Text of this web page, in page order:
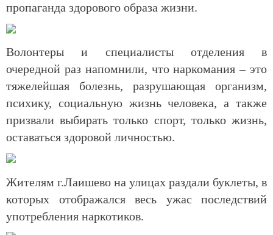
пропаганда здорового образа жизни.
Волонтеры и специалисты отделения в
очередной раз напомнили, что наркомания – это
тяжелейшая болезнь, разрушающая организм,
психику, социальную жизнь человека, а также
призвали выбирать только спорт, только жизнь,
оставаться здоровой личностью.
Жителям г.Лаишево на улицах раздали буклеты, в
которых отображался весь ужас последствий
употребления наркотиков.